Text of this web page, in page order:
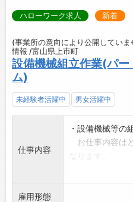
ハローワーク求人 新着
(事業所の意向により公開していま
情報 /富山県上市町
設備機械組立作業(パー
ム)
未経験者活躍中 男女活躍中
仕事内容
・設備機械等の
お仕事内容は
作業手順など
働いていただけ
雇用形態